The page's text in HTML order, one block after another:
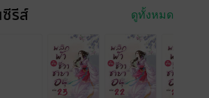
รีส์ ดูทั้งหมด